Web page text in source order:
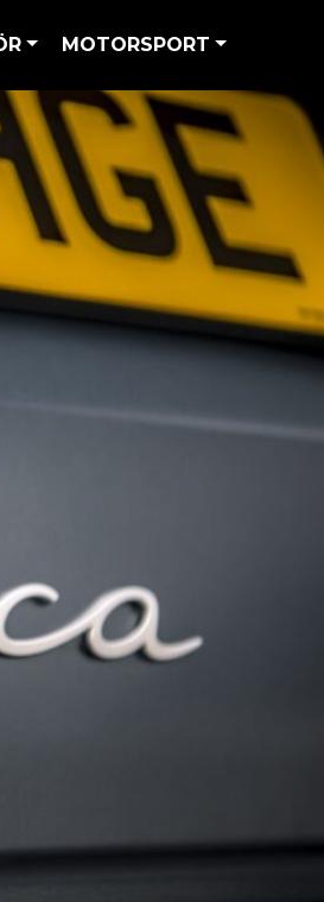
MOTORSPORT